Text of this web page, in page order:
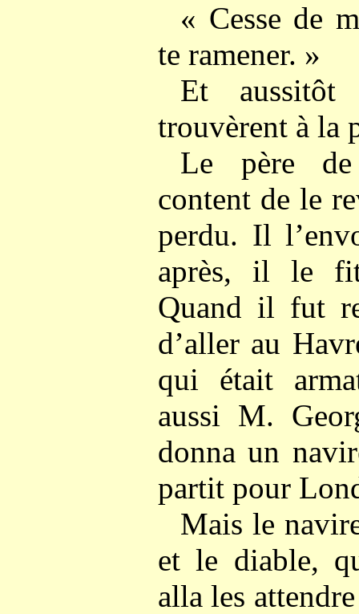
« Cesse de
te ramener. »
Et
trouvèrent à la
Le père
content de le
perdu. Il
après, il le fit
Quand il fut
d’aller au
qui était
aussi M.
donna un
partit pour
Mais le
et le diable,
alla les